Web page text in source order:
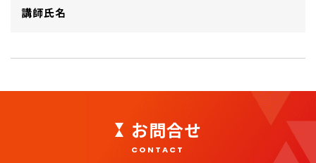
講師氏名
お問合せ
CONTACT